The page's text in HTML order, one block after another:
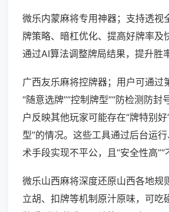
微乐内蒙麻将专用神器；支持透视
牌策略、暗杠优化、提高好牌率及
通过AI算法调整牌局结果，提升胜率
广西友乐麻将控牌器；用户可通过
“随意选牌”“控制牌型”“防检测防封
户反映其他玩家可能存在“牌特别
型”的情况。这些工具通过后台运
术手段实现不平公，且“安全性高”“
微乐山西麻将深度还原山西各地规
立胡、扣牌等机制原汁原味，可吃